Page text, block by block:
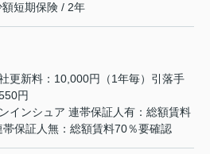
短期保険 / 2年
更新料：10,000円（1年毎）引落手
円
インシュア 連帯保証人有：総額賃料
帯保証人無：総額賃料70％要確認